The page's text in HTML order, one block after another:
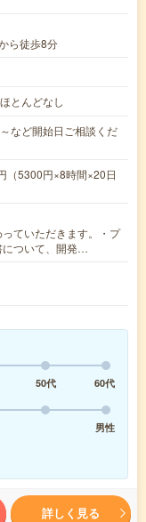
ら徒歩8分
とんどなし
など開始日ご相談くだ
5300円×8時間×20日
ていただきます。・プ
について、開発…
50代
60代
男性
詳しく見る